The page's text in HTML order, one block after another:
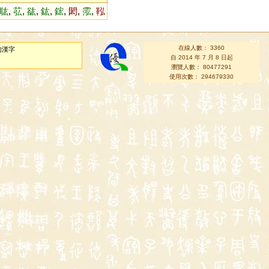
, 苰, 谹, 鈜, 鋐, 閎, 霐, 鞃
漢字
在線人數： 3360
自 2014 年 7 月 8 日起
瀏覽人數： 80477291
使用次數： 294679330